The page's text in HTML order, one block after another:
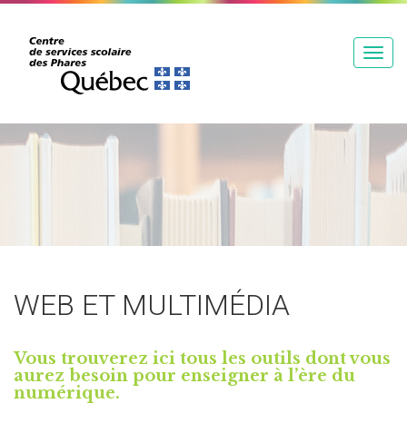
T
g
n
WEB ET MULTIMÉDIA
Vous trouverez ici tous les outils dont vous
aurez besoin pour enseigner à l’ère du
numérique.